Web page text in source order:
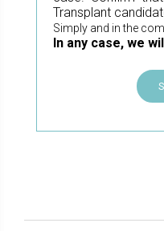
Transplant
Simply and in the
In any case, we